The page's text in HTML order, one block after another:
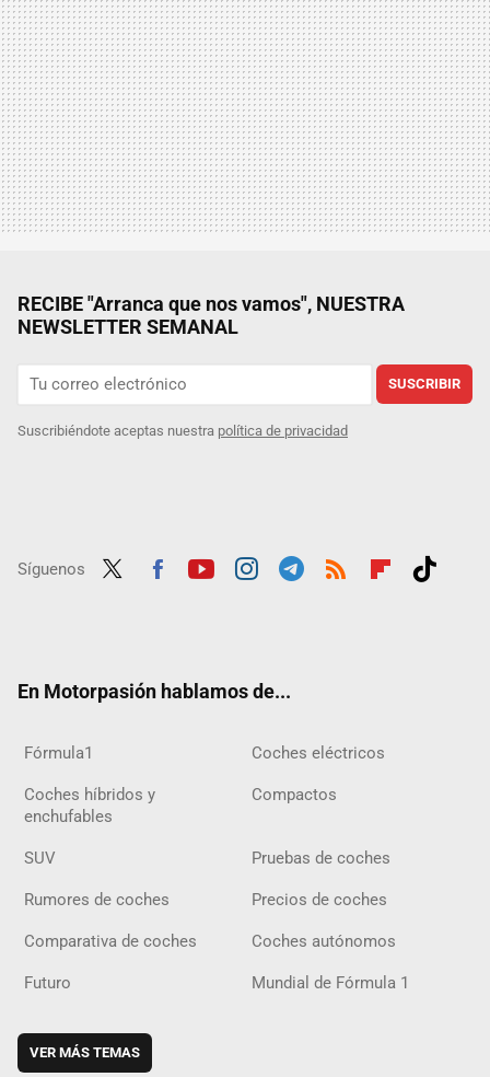
RECIBE "Arranca que nos vamos", NUESTRA
NEWSLETTER SEMANAL
SUSCRIBIR
Suscribiéndote aceptas nuestra política de privacidad
Síguenos
En Motorpasión hablamos de...
Fórmula1 Coches eléctricos
Coches híbridos y
enchufables
Compactos
SUV Pruebas de coches
Rumores de coches Precios de coches
Comparativa de coches Coches autónomos
Futuro Mundial de Fórmula 1
VER MÁS TEMAS